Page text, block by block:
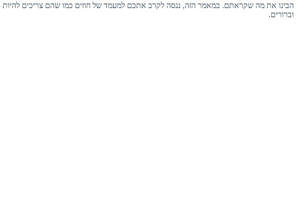
הבינו את מה שקראתם. במאמר הזה, ננסה לקרב אתכם למעמד של חוזים כמו שהם צריכים להיות
וברורים.